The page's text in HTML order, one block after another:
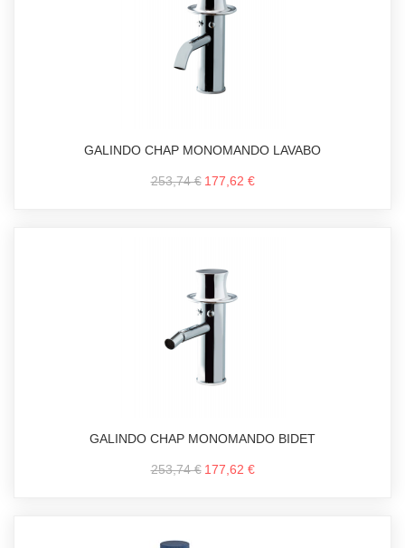
GALINDO CHAP MONOMANDO LAVABO
253,74 € 177,62 €
GALINDO CHAP MONOMANDO BIDET
253,74 € 177,62 €